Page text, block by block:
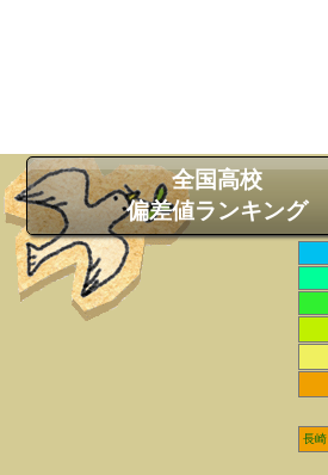
全国高校
偏差値ランキング
長崎